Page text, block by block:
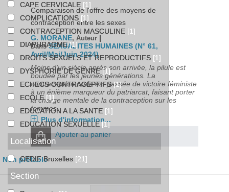
Comparaison de l'offre des moyens de
contraception entre les sexes
G. MORANE, Auteur |
DansSEXUALITES HUMAINES (N° 61,
Avril/Mai/Juin 2024)
Moins d'un siècle après son arrivée, la pilule est
boudée par les jeunes générations. La
contraception orale est passée de victoire féministe
à un énième marqueur du patriarcat, faisant porter
la charge mentale de la contraception sur les
femmes.
Plus d'information...
Ajouter au panier
Non prêtable
CAPE CERVICALE [1]
COMPLICATIONS [1]
CONTRACEPTION MASCULINE [1]
DIAPHRAGME[1]
DROITS SEXUELS ET REPRODUCTIFS [1]
DYSPHORIE DE GENRE[1]
ECHECS CONTRACEPTIFS[1]
ECOLE[1]
EDUCATION A LA SANTE [1]
EDUCATION SEXUELLE[1]
Localisation
CEDIF Bruxelles [21]
Section